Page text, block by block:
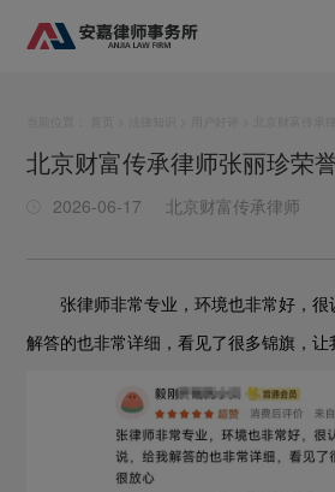
北京财富传承律师张丽珍荣
2026-06-17 北京财富传承律师
张律师非常专业，环境也非常好，
解答的也非常详细，看见了很多锦旗，让